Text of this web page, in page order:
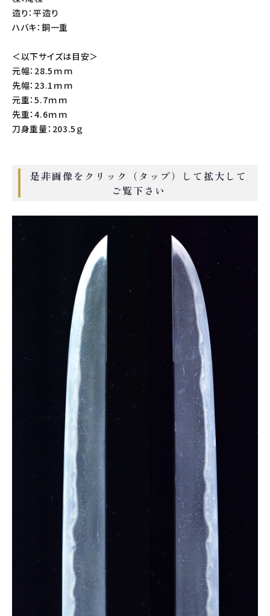
造り：平造り
ハバキ：銅一重
＜以下サイズは目安＞
元幅：28.5ｍｍ
先幅：23.1ｍｍ
元重：5.7ｍｍ
先重：4.6ｍｍ
刀身重量：203.5ｇ
是非画像をクリック（タップ）して拡大して
ご覧下さい